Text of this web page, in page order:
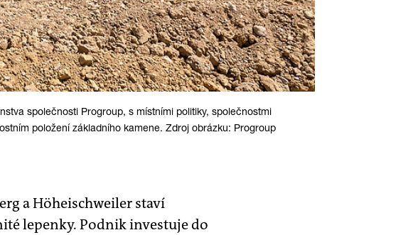
společnosti Progroup, s místními politiky, společnostmi
položení základního kamene. Zdroj obrázku: Progroup
a Höheischweiler staví
lepenky. Podnik investuje do